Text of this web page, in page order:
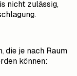
nicht zulässig,
die je nach Raum
können: